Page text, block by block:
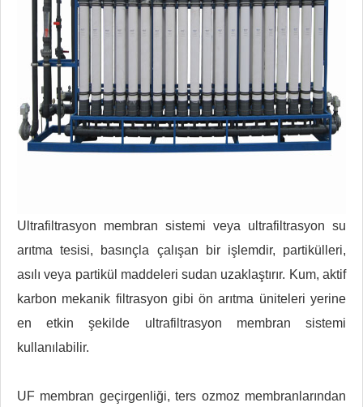
Ultrafiltrasyon membran sistemi veya ultrafiltrasyon su
arıtma tesisi, basınçla çalışan bir işlemdir, partikülleri,
asılı veya partikül maddeleri sudan uzaklaştırır. Kum, aktif
karbon mekanik filtrasyon gibi ön arıtma üniteleri yerine
en etkin şekilde ultrafiltrasyon membran sistemi
kullanılabilir.
UF membran geçirgenliği, ters ozmoz membranlarından